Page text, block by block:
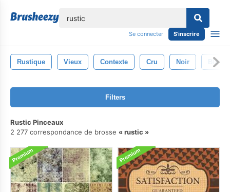
Se connecter S'inscrire
Rustique Vieux Contexte Cru Noir Blanc
Filters
Rustic Pinceaux
2 277 correspondance de brosse
rustic